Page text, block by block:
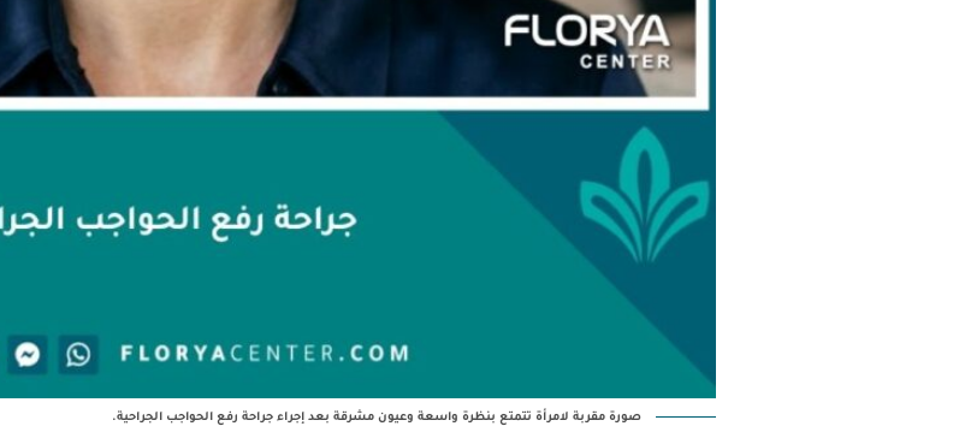
صورة مقربة لامرأة تتمتع بنظرة واسعة وعيون مشرقة بعد إجراء جراحة رفع الحواجب الجراحية.